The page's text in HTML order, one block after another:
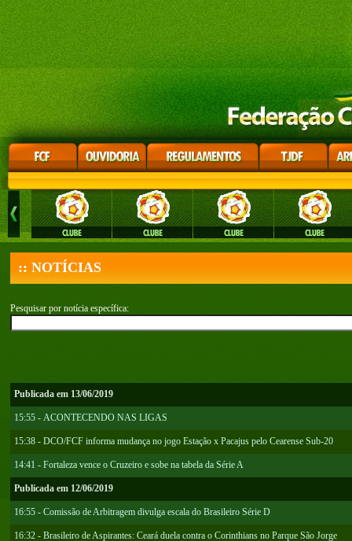
:: NOTÍCIAS
Pesquisar por notícia específica:
Publicada em 13/06/2019
15:55 - ACONTECENDO NAS LIGAS
15:38 - DCO/FCF informa mudança no jogo Estação x Pacajus pelo Cearense Sub-20
14:41 - Fortaleza vence o Cruzeiro e sobe na tabela da Série A
Publicada em 12/06/2019
16:55 - Comissão de Arbitragem divulga escala do Brasileiro Série D
16:32 - Brasileiro de Aspirantes: Ceará duela contra o Corinthians no Parque São Jorge